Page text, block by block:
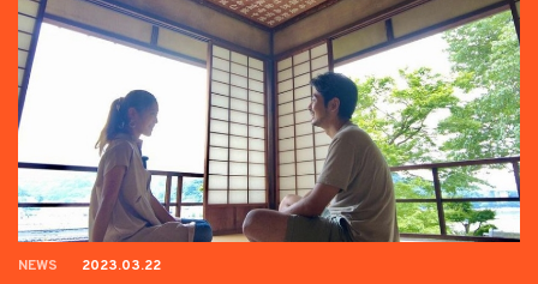
NEWS 2023.03.22